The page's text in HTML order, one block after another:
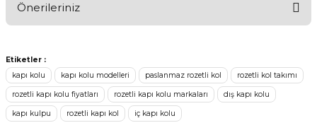
Ürünü Değerlendir
Önerileriniz
konularda yetersiz gördüğünüz noktaları öneri formunu kullanarak
tarafımıza iletebilirsiniz.
Görüş ve önerileriniz için teşekkür ederiz.
Ürün resmi kalitesiz, bozuk veya görüntülenemiyor.
Etiketler :
kapı kolu
kapı kolu modelleri paslanmaz rozetli kol rozetli kol takımı
rozetli kapı kolu fiyatları rozetli kapı kolu markaları dış kapı kolu
kapı kulpu rozetli kapı kol iç kapı kolu